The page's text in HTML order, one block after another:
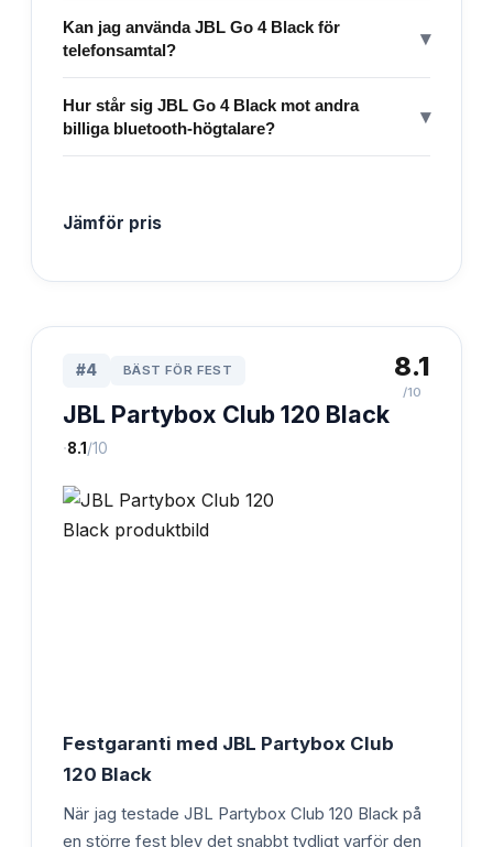
Kan jag använda JBL Go 4 Black för
telefonsamtal?
▾
Hur står sig JBL Go 4 Black mot andra
billiga bluetooth-högtalare?
▾
Jämför pris
#4 BÄST FÖR FEST
JBL Partybox Club 120 Black
·8.1 /10
8.1
/10
Festgaranti med JBL Partybox Club
120 Black
När jag testade JBL Partybox Club 120 Black på
en större fest blev det snabbt tydligt varför den